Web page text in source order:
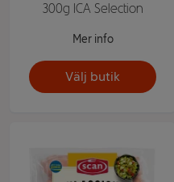
300g ICA Selection
Mer info
Välj butik